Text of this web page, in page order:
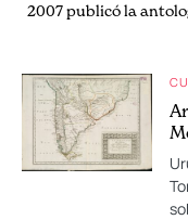
2007 publicó la